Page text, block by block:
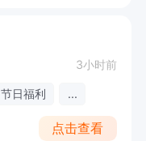
3小时前
节日福利 ...
点击查看